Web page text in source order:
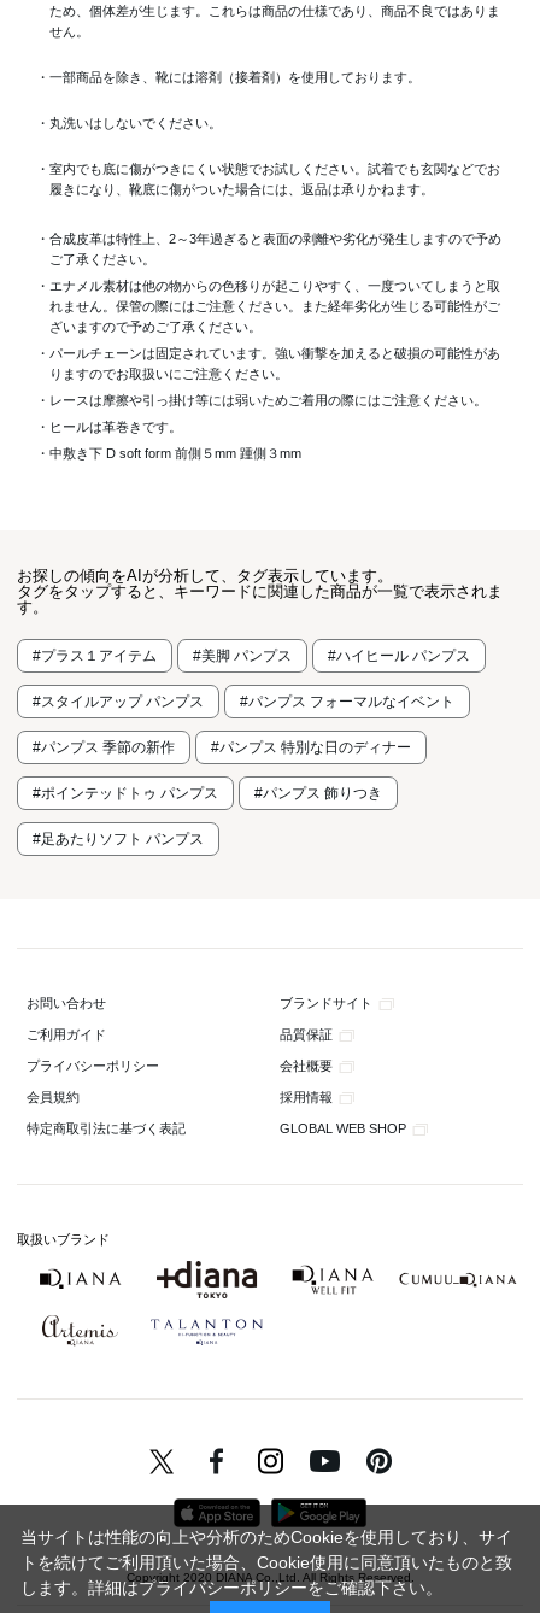
ため、個体差が生じます。これらは商品の仕様であり、商品不良ではありま
せん。
・一部商品を除き、靴には溶剤（接着剤）を使用しております。
・丸洗いはしないでください。
・室内でも底に傷がつきにくい状態でお試しください。試着でも玄関などでお
履きになり、靴底に傷がついた場合には、返品は承りかねます。
・合成皮革は特性上、2～3年過ぎると表面の剥離や劣化が発生しますので予め
ご了承ください。
・エナメル素材は他の物からの色移りが起こりやすく、一度ついてしまうと取
れません。保管の際にはご注意ください。また経年劣化が生じる可能性がご
ざいますので予めご了承ください。
・パールチェーンは固定されています。強い衝撃を加えると破損の可能性があ
りますのでお取扱いにご注意ください。
・レースは摩擦や引っ掛け等には弱いためご着用の際にはご注意ください。
・ヒールは革巻きです。
・中敷き下 D soft form 前側５mm 踵側３mm
お探しの傾向をAIが分析して、タグ表示しています。
タグをタップすると、キーワードに関連した商品が一覧で表示されま
す。
#プラス１アイテム #美脚 パンプス #ハイヒール パンプス
#スタイルアップ パンプス #パンプス フォーマルなイベント
#パンプス 季節の新作 #パンプス 特別な日のディナー
#ポインテッドトゥ パンプス #パンプス 飾りつき
#足あたりソフト パンプス
お問い合わせ ブランドサイト
ご利用ガイド 品質保証
プライバシーポリシー 会社概要
会員規約 採用情報
特定商取引法に基づく表記 GLOBAL WEB SHOP
取扱いブランド
Copyright 2020 DIANA Co.,Ltd. All Rights Reserved.
当サイトは性能の向上や分析のためCookieを使用しており、サイ
トを続けてご利用頂いた場合、Cookie使用に同意頂いたものと致
します。詳細はプライバシーポリシーをご確認下さい。